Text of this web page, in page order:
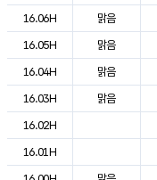
16.06H
맑음
16.05H
맑음
16.04H
맑음
16.03H
맑음
16.02H
16.01H